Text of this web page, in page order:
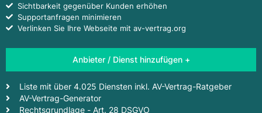
Sichtbarkeit gegenüber Kunden erhöhen
Supportanfragen minimieren
Verlinken Sie Ihre Webseite mit av-vertrag.org
Anbieter / Dienst hinzufügen +
Liste mit über 4.025 Diensten inkl. AV-Vertrag-Ratgeber
AV-Vertrag-Generator
Rechtsgrundlage - Art. 28 DSGVO